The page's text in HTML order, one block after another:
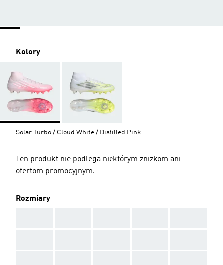
Kolory
Solar Turbo / Cloud White / Distilled Pink
Ten produkt nie podlega niektórym zniżkom ani
ofertom promocyjnym.
Rozmiary